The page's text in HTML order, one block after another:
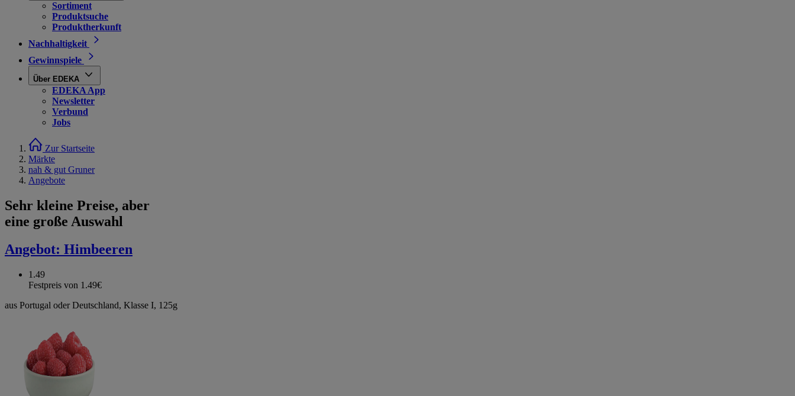
Sortiment
Produktsuche
Produktherkunft
Nachhaltigkeit
Gewinnspiele
Über EDEKA
EDEKA App
Newsletter
Verbund
Jobs
Zur Startseite
Märkte
nah & gut Gruner
Angebote
Sehr kleine Preise, aber
eine große Auswahl
Angebot: Himbeeren
1.49
Festpreis von 1.49€
aus Portugal oder Deutschland, Klasse I, 125g